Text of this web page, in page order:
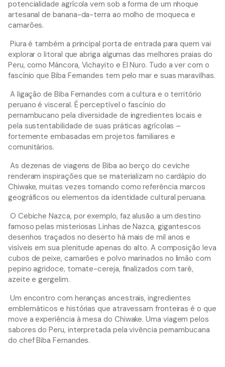
potencialidade agrícola vem sob a forma de um nhoque
artesanal de banana-da-terra ao molho de moqueca e
camarões.
Piura é também a principal porta de entrada para quem vai
explorar o litoral que abriga algumas das melhores praias do
Peru, como Máncora, Vichayito e El Nuro. Tudo a ver com o
fascínio que Biba Fernandes tem pelo mar e suas maravilhas.
A ligação de Biba Fernandes com a cultura e o território
peruano é visceral. É perceptível o fascínio do
pernambucano pela diversidade de ingredientes locais e
pela sustentabilidade de suas práticas agrícolas –
fortemente embasadas em projetos familiares e
comunitários.
As dezenas de viagens de Biba ao berço do ceviche
renderam inspirações que se materializam no cardápio do
Chiwake, muitas vezes tomando como referência marcos
geográficos ou elementos da identidade cultural peruana.
O Cebiche Nazca, por exemplo, faz alusão a um destino
famoso pelas misteriosas Linhas de Nazca, gigantescos
desenhos traçados no deserto há mais de mil anos e
visíveis em sua plenitude apenas do alto. A composição leva
cubos de peixe, camarões e polvo marinados no limão com
pepino agridoce, tomate-cereja, finalizados com tarê,
azeite e gergelim.
Um encontro com heranças ancestrais, ingredientes
emblemáticos e histórias que atravessam fronteiras é o que
move a experiência à mesa do Chiwake. Uma viagem pelos
sabores do Peru, interpretada pela vivência pernambucana
do chef Biba Fernandes.